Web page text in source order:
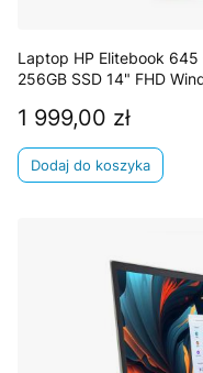
Laptop HP Elitebook 645
256GB SSD 14" FHD
Cena
1 999,00 zł
Dodaj do koszyka